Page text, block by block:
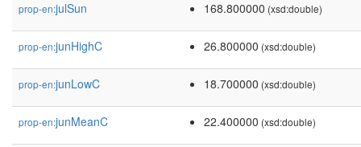
prop-en:julSun 168.800000 (xsd:double)
prop-en:junHighC 26.800000 (xsd:double)
prop-en:junLowC 18.700000 (xsd:double)
prop-en:junMeanC 22.400000 (xsd:double)